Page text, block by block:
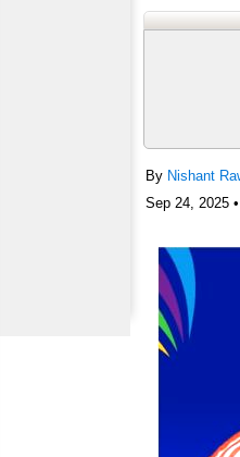
और
By Nishant
Sep 24, 2025